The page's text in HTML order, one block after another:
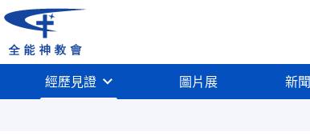
經歷見證 圖片展 新